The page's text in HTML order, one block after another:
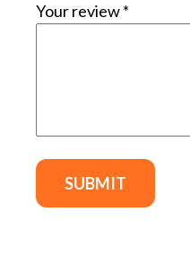
Your review*